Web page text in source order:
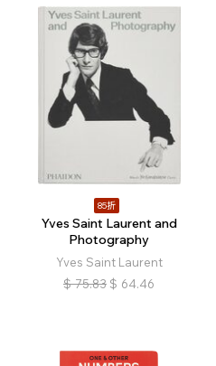
85折
Yves Saint Laurent and
Photography
Yves Saint Laurent
$ 75.83 $ 64.46